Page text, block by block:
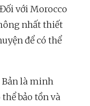
với Morocco
nhất thiết
để có thể
Bản là minh
bảo tồn và